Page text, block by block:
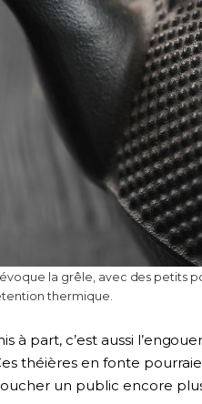
la grêle, avec des petits
thermique.
à part, c’est aussi
théières en fonte
un public encore